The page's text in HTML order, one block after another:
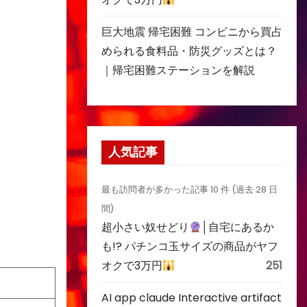
巨大地震 帰宅困難 コンビニから買占
められる食料品・防災グッズとは？
｜帰宅困難ステーションを解説
人気記事
最も訪問者が多かった記事 10 件 (過去 28 日
間)
超小さい奴せどり
│自宅にあるか
も!? パチンコ玉サイズの商品がヤフ
オクで3万円
251
AI app claude Interactive artifact